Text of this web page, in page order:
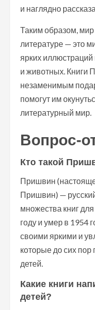
и наглядно
Таким образом,
литературе — это
ярких
и животных. Книги
незаменимым
помогут им
литературный мир.
Вопрос-
Кто такой
Пришвин
Пришвин) —
множества книг
году и умер в 1954
своими яркими и
которые до сих пор
детей.
Какие книги
детей?